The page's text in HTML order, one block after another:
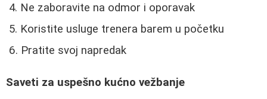
Ne zaboravite na odmor i oporavak
Koristite usluge trenera barem u početku
Pratite svoj napredak
Saveti za uspešno kućno vežbanje